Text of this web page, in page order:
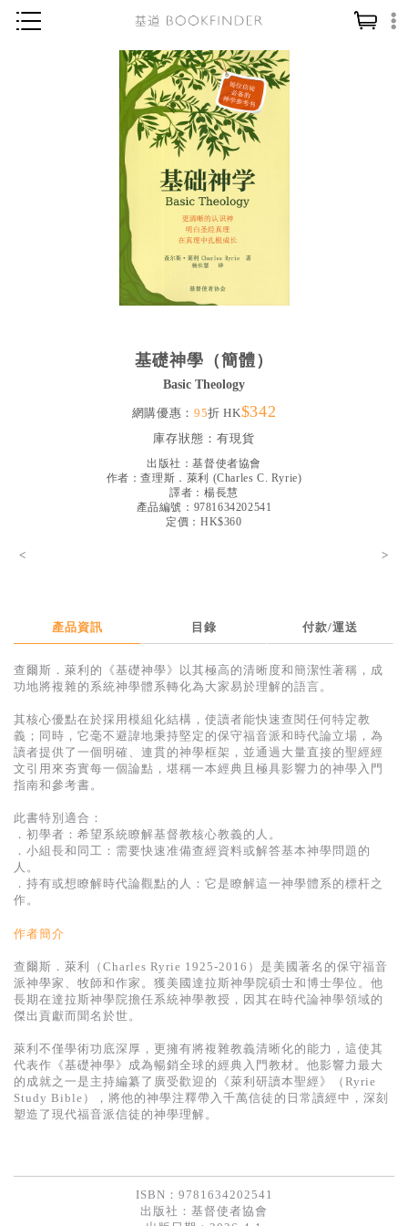
神學／教義
讀經／研經
信仰入門
教會歷史
靈修／禱告
信徒生活
社會／倫理
得獎作品推介
中文二手書
英文二手書
精選英文書
電子書
基道 Top 50
基礎神學（簡體）
Basic Theology
網購優惠： 95折 HK$342
庫存狀態： 有現貨
出版社：基督使者協會
作者：查理斯．萊利 (Charles C. Ryrie)
譯者： 楊長慧
產品編號：9781634202541
定價：HK$360
< >
產品資訊 目錄 付款/運送
查爾斯．萊利的《基礎神學》以其極高的清晰度和簡潔性著稱，成
功地將複雜的系統神學體系轉化為大家易於理解的語言。
其核心優點在於採用模組化結構，使讀者能快速查閱任何特定教
義；同時，它毫不避諱地秉持堅定的保守福音派和時代論立場，為
讀者提供了一個明確、連貫的神學框架，並通過大量直接的聖經經
文引用來夯實每一個論點，堪稱一本經典且極具影響力的神學入門
指南和參考書。
此書特別適合：
．初學者：希望系統瞭解基督教核心教義的人。
．小組長和同工：需要快速准備查經資料或解答基本神學問題的
人。
．持有或想瞭解時代論觀點的人：它是瞭解這一神學體系的標杆之
作。
作者簡介
查爾斯．萊利（Charles Ryrie 1925-2016）是美國著名的保守福音
派神學家、牧師和作家。獲美國達拉斯神學院碩士和博士學位。他
長期在達拉斯神學院擔任系統神學教授，因其在時代論神學領域的
傑出貢獻而聞名於世。
萊利不僅學術功底深厚，更擁有將複雜教義清晰化的能力，這使其
代表作《基礎神學》成為暢銷全球的經典入門教材。他影響力最大
的成就之一是主持編纂了廣受歡迎的《萊利研讀本聖經》（Ryrie
Study Bible），將他的神學注釋帶入千萬信徒的日常讀經中，深刻
塑造了現代福音派信徒的神學理解。
ISBN：9781634202541
出版社： 基督使者協會